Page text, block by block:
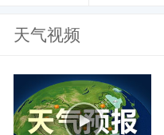
天气视频